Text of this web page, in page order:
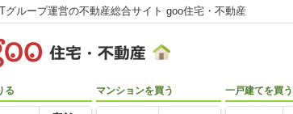
グループ運営の不動産総合サイト goo住宅・不動産
る マンションを買う 一戸建てを買う